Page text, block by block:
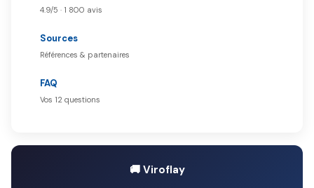
4.9/5 · 1 800 avis
Sources
Références & partenaires
FAQ
Vos 12 questions
🚚 Viroflay